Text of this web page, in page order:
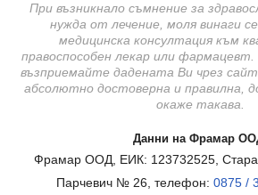
При възникнало съмнение за
нужда от лечение, моля винаги
медицинска консултация към
правоспособен лекар или фармацевт.
възприемайте дадената Ви чрез
абсолютно достоверна и правилна,
окаже такава.
Данни на Фрамар
Фрамар ООД, ЕИК: 123732525, Стара
Парчевич № 26, телефон: 0875 /